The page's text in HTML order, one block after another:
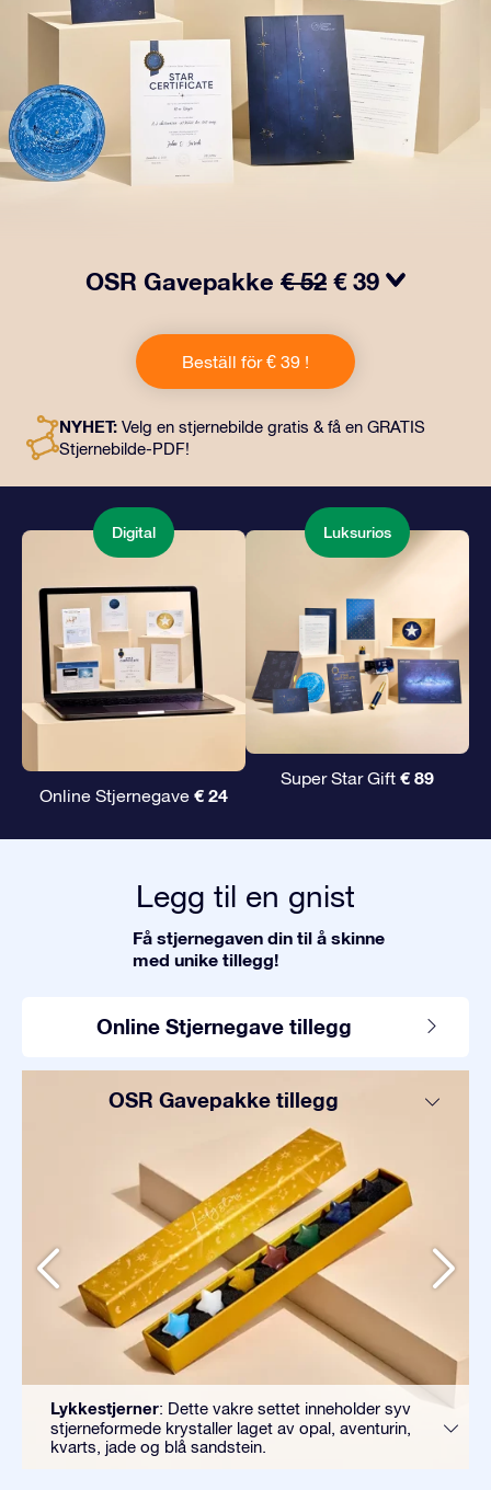
OSR Gavepakke € 52 € 39
gaven inkluderer en vakker konvolutt og personlige
dokumenter som kan sendes til en adresse etter eget
valg, samt digitale dokumenter og gratis bruk av våre
til venner og kjære på.
Beställ för € 39 !
NYHET: Velg en stjernebilde gratis & få en GRATIS
Stjernebilde-PDF!
Digital
Online Stjernegave € 24
Luksuriøs
Super Star Gift € 89
Legg til en gnist
Få stjernegaven din til å skinne
med unike tillegg!
Online Stjernegave tillegg
OSR Gavepakke tillegg
Lykkestjerner: Dette vakre settet inneholder syv
stjerneformede krystaller laget av opal, aventurin,
kvarts, jade og blå sandstein.